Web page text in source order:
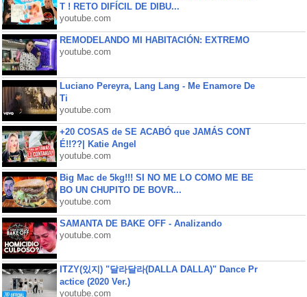
T ! RETO DIFÍCIL DE DIBU...
youtube.com
REMODELANDO MI HABITACIÓN: EXTREMO
youtube.com
Luciano Pereyra, Lang Lang - Me Enamore De
Ti
youtube.com
+20 COSAS de SE ACABÓ que JAMÁS CONT
É!!??| Katie Angel
youtube.com
Big Mac de 5kg!!! SI NO ME LO COMO ME BE
BO UN CHUPITO DE BOVR...
youtube.com
SAMANTA DE BAKE OFF - Analizando
youtube.com
ITZY(있지) "달라달라(DALLA DALLA)" Dance Pr
actice (2020 Ver.)
youtube.com